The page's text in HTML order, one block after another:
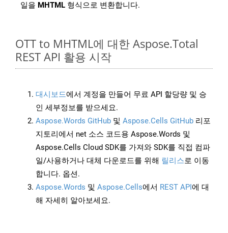
일을 MHTML 형식으로 변환합니다.
OTT to MHTML에 대한 Aspose.Total
REST API 활용 시작
대시보드에서 계정을 만들어 무료 API 할당량 및 승
인 세부정보를 받으세요.
Aspose.Words GitHub 및 Aspose.Cells GitHub 리포
지토리에서 net 소스 코드용 Aspose.Words 및
Aspose.Cells Cloud SDK를 가져와 SDK를 직접 컴파
일/사용하거나 대체 다운로드를 위해 릴리스로 이동
합니다. 옵션.
Aspose.Words 및 Aspose.Cells에서 REST API에 대
해 자세히 알아보세요.